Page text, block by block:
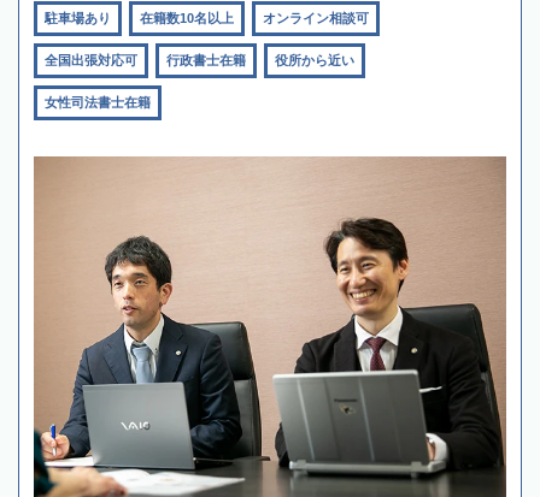
駐車場あり 在籍数10名以上 オンライン相談可
全国出張対応可 行政書士在籍 役所から近い
女性司法書士在籍